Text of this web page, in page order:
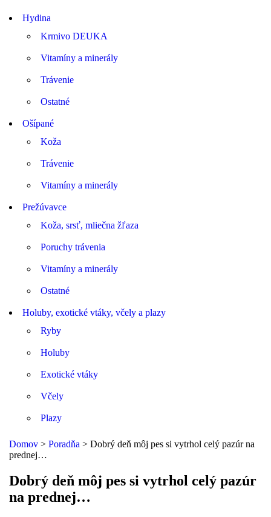
Hydina
Krmivo DEUKA
Vitamíny a minerály
Trávenie
Ostatné
Ošípané
Koža
Trávenie
Vitamíny a minerály
Prežúvavce
Koža, srsť, mliečna žľaza
Poruchy trávenia
Vitamíny a minerály
Ostatné
Holuby, exotické vtáky, včely a plazy
Ryby
Holuby
Exotické vtáky
Včely
Plazy
Domov > Poradňa > Dobrý deň môj pes si vytrhol celý pazúr na
prednej…
Dobrý deň môj pes si vytrhol celý pazúr
na prednej…